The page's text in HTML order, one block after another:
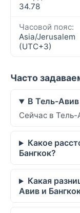
34.78
Часовой пояс:
Asia/Jerusalem
(UTC+3)
Часто
В Тель-Авив
Сейчас в Тель-
Какое
Бангкок?
Какая
Авив и